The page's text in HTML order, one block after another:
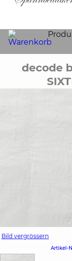
decode
Bild vergrössern
Artikel-